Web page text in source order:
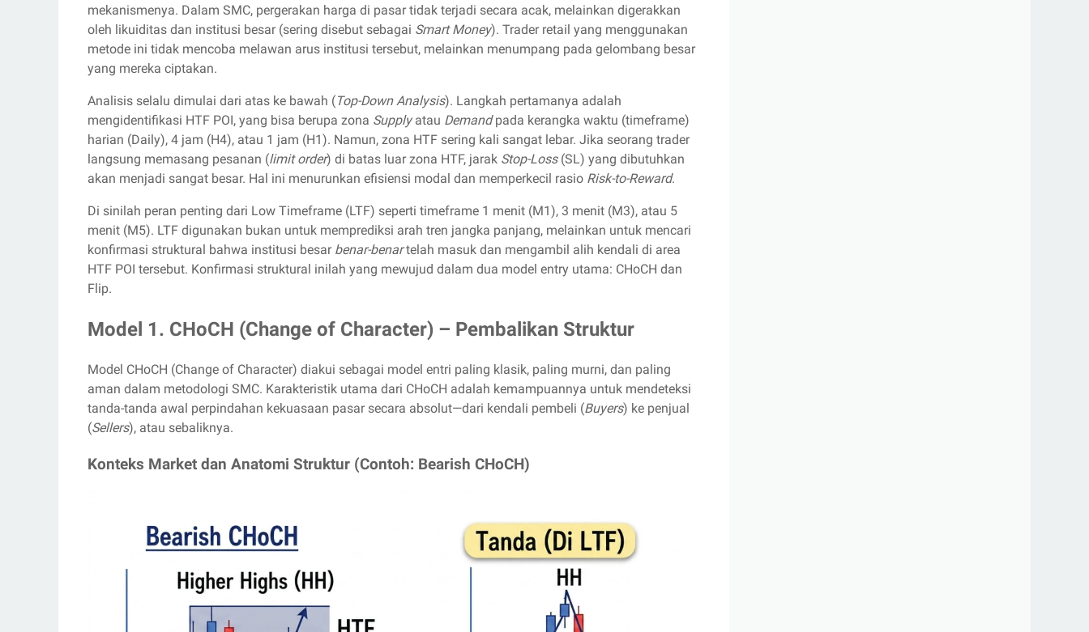
mekanismenya. Dalam SMC, pergerakan harga di pasar tidak terjadi secara acak, melainkan digerakkan
oleh likuiditas dan institusi besar (sering disebut sebagai Smart Money). Trader retail yang menggunakan
metode ini tidak mencoba melawan arus institusi tersebut, melainkan menumpang pada gelombang besar
yang mereka ciptakan.
Analisis selalu dimulai dari atas ke bawah (Top-Down Analysis). Langkah pertamanya adalah
mengidentifikasi HTF POI, yang bisa berupa zona Supplyatau Demandpada kerangka waktu (timeframe)
harian (Daily), 4 jam (H4), atau 1 jam (H1). Namun, zona HTF sering kali sangat lebar. Jika seorang trader
langsung memasang pesanan (limit order) di batas luar zona HTF, jarak Stop-Loss(SL) yang dibutuhkan
akan menjadi sangat besar. Hal ini menurunkan efisiensi modal dan memperkecil rasio Risk-to-Reward.
Di sinilah peran penting dari Low Timeframe (LTF) seperti timeframe 1 menit (M1), 3 menit (M3), atau 5
menit (M5). LTF digunakan bukan untuk memprediksi arah tren jangka panjang, melainkan untuk mencari
konfirmasi struktural bahwa institusi besar benar-benartelah masuk dan mengambil alih kendali di area
HTF POI tersebut. Konfirmasi struktural inilah yang mewujud dalam dua model entry utama: CHoCH dan
Flip.
Model 1. CHoCH (Change of Character) – Pembalikan Struktur
Model CHoCH (Change of Character) diakui sebagai model entri paling klasik, paling murni, dan paling
aman dalam metodologi SMC. Karakteristik utama dari CHoCH adalah kemampuannya untuk mendeteksi
tanda-tanda awal perpindahan kekuasaan pasar secara absolut—dari kendali pembeli (Buyers) ke penjual
(Sellers), atau sebaliknya.
Konteks Market dan Anatomi Struktur (Contoh: Bearish CHoCH)